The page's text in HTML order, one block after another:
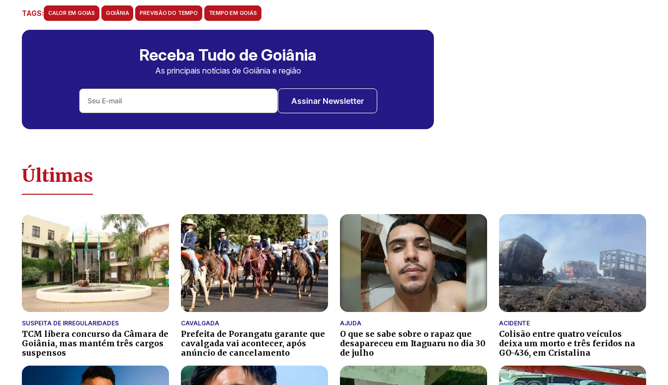
TAGS: CALOR EM GOIÁS GOIÂNIA PREVISÃO DO TEMPO TEMPO EM GOIÁS
Receba Tudo de Goiânia
As principais notícias de Goiânia e região
Assinar Newsletter
Últimas
SUSPEITA DE IRREGULARIDADES
TCM libera concurso da Câmara de
Goiânia, mas mantém três cargos
suspensos
CAVALGADA
Prefeita de Porangatu garante que
cavalgada vai acontecer, após
anúncio de cancelamento
AJUDA
O que se sabe sobre o rapaz que
desapareceu em Itaguaru no dia 30
de julho
ACIDENTE
Colisão entre quatro veículos
deixa um morto e três feridos na
GO-436, em Cristalina